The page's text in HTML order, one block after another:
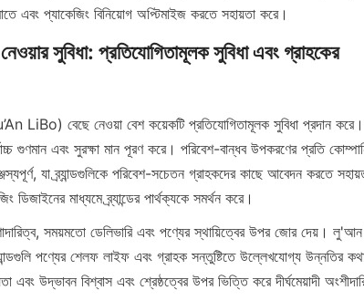
এবং প্যাকেজিং বিনিয়োগ অপ্টিমাইজ করতে সহায়তা করে।
সুবিধা: প্রতিযোগিতামূলক সুবিধা এবং গ্রাহকের
LiBo) বেছে নেওয়া বেশ কয়েকটি প্রতিযোগিতামূলক সুবিধা প্রদান
গুণমান এবং সুরক্ষা মান পূরণ করে। পরিবেশ-বান্ধব উপকরণের প্রতি
যা ব্র্যান্ডগুলিকে পরিবেশ-সচেতন গ্রাহকদের কাছে আবেদন করতে
মাধ্যমে ব্র্যান্ডের পার্থক্যকে সমর্থন করে।
সময়মতো ডেলিভারি এবং পণ্যের স্থায়িত্বের উপর জোর দেয়। লু'আন
পণ্যের শেলফ লাইফ এবং গ্রাহক সন্তুষ্টিতে উল্লেখযোগ্য উন্নতির
উদ্ভাবন বিশ্বাস এবং শ্রেষ্ঠত্বের উপর ভিত্তি করে দীর্ঘমেয়াদী